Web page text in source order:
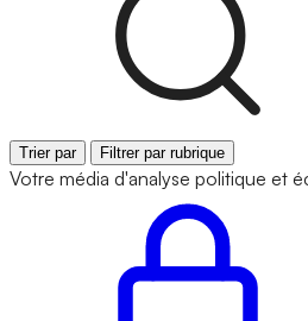
Trier par Filtrer par rubrique
Votre média d'analyse politique et